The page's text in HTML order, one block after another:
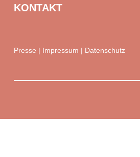
KONTAKT
Presse Impressum Datenschutz